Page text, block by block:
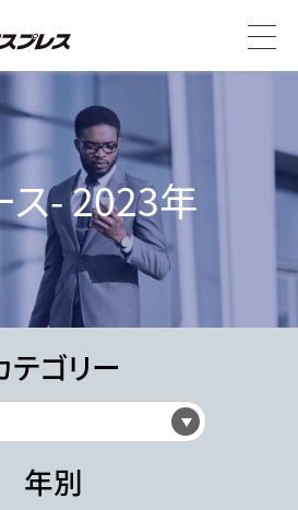
ス- 2023年
テゴリー
年別